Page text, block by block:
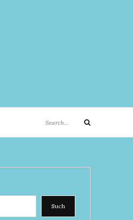
for:
Search
Such